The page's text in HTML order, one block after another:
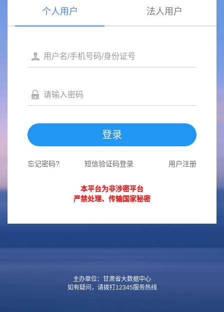
个人用户 法人用户
登录
短信验证码登录 用户注册
忘记密码?
本平台为非涉密平台
严禁处理、传输国家秘密
主办单位：甘肃省大数据中心
如有疑问，请拨打12345服务热线